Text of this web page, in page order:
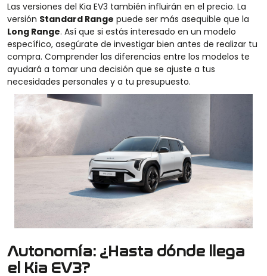
Las versiones del Kia EV3 también influirán en el precio. La
versión Standard Range puede ser más asequible que la
Long Range. Así que si estás interesado en un modelo
específico, asegúrate de investigar bien antes de realizar tu
compra. Comprender las diferencias entre los modelos te
ayudará a tomar una decisión que se ajuste a tus
necesidades personales y a tu presupuesto.
Autonomía: ¿Hasta dónde llega
el Kia EV3?